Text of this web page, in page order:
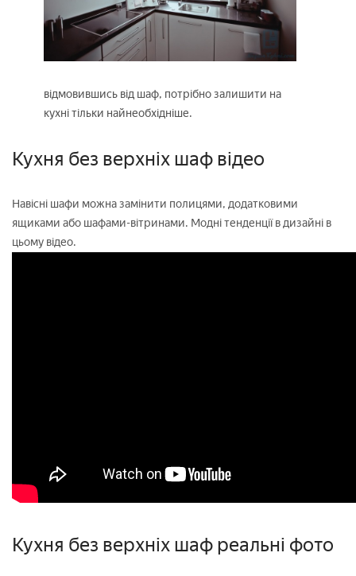
відмовившись від шаф, потрібно залишити на
кухні тільки найнеобхідніше.
Кухня без верхніх шаф відео
Навісні шафи можна замінити полицями, додатковими
ящиками або шафами-вітринами. Модні тенденції в дизайні в
цьому відео.
Кухня без верхніх шаф реальні фото